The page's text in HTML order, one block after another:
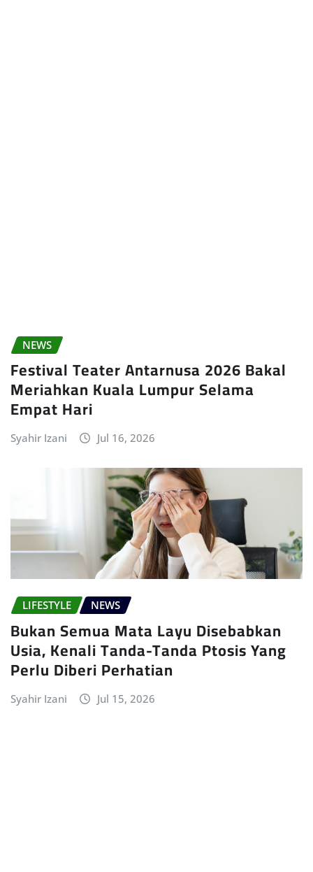
NEWS
Festival Teater Antarnusa 2026 Bakal
Meriahkan Kuala Lumpur Selama
Empat Hari
Syahir Izani Jul 16, 2026
LIFESTYLE NEWS
Bukan Semua Mata Layu Disebabkan
Usia, Kenali Tanda-Tanda Ptosis Yang
Perlu Diberi Perhatian
Syahir Izani Jul 15, 2026